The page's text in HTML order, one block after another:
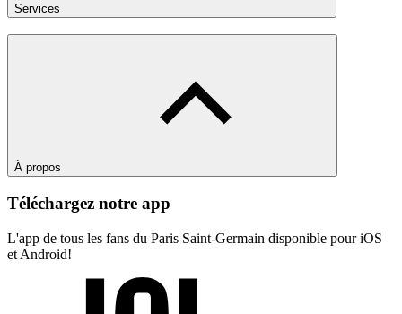
Services
À propos
Téléchargez notre app
L'app de tous les fans du Paris Saint-Germain disponible pour iOS
et Android!